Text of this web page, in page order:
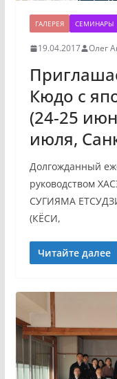
ГАЛЕРЕЯ СЕМИНАРЫ
19.04.2017 Олег
Кюдо с
(24-25
июля,
Долгожданный
руководством
СУГИЯМА
(КЁСИ,
Читайте далее